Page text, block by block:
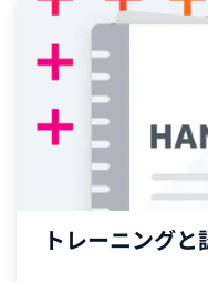
トレーニング